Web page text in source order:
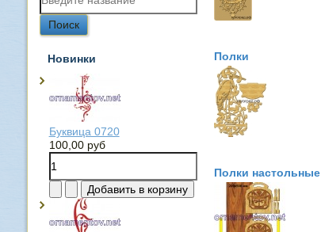
Новинки
Буквица 0720
100,00 руб
Полки
Полки настольные